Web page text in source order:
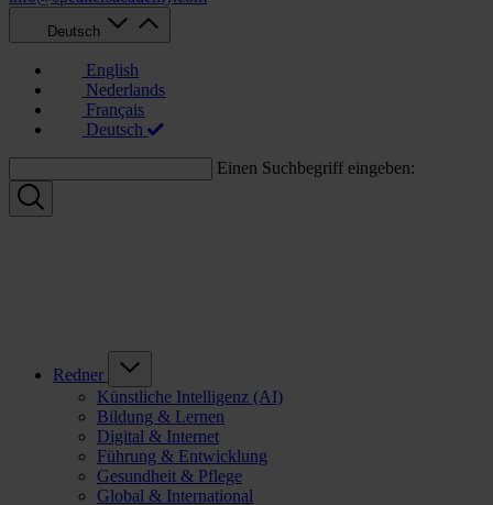
Deutsch
English
Nederlands
Français
Deutsch
Einen Suchbegriff eingeben:
Redner
Künstliche Intelligenz (AI)
Bildung & Lernen
Digital & Internet
Führung & Entwicklung
Gesundheit & Pflege
Global & International